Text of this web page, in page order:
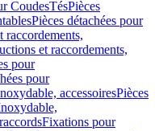
CoudesTésPièces
Pièces détachées pour
raccordements,
et raccordements,
pour
pour
accessoiresPièces
Fixations pour